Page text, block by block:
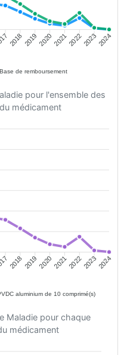
2018 201920202021202220232024
Base de remboursement
pour l'ensemble des
médicament
2018 201920202021202220232024
aluminium de 10 comprimé(s)
Maladie pour chaque
médicament